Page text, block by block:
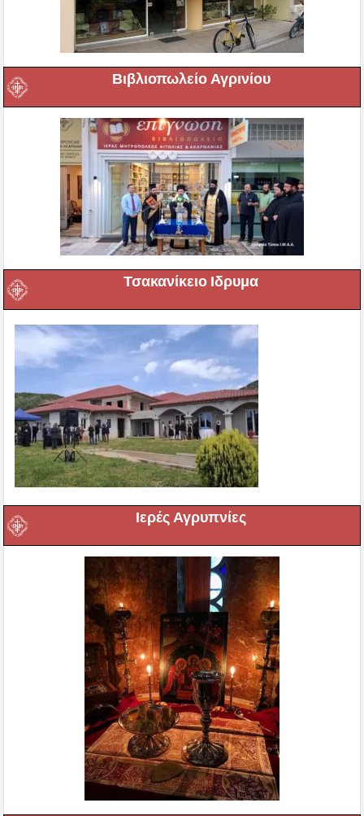
Βιβλιοπωλείο Αγρινίου
Τσακανίκειο Ιδρυμα
Ιερές Αγρυπνίες